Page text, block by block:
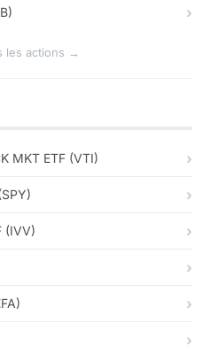
les actions →
MKT ETF (VTI)
(IVV)